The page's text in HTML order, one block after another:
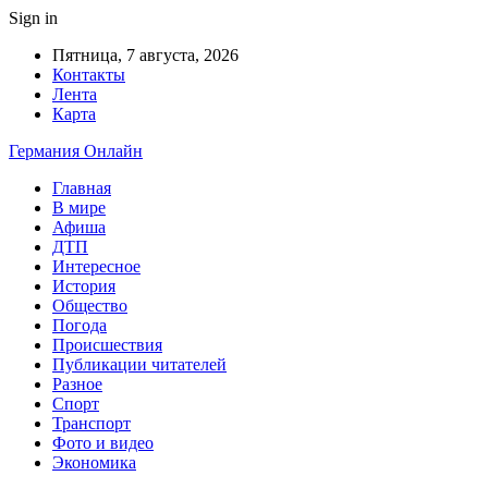
Sign in
Пятница, 7 августа, 2026
Контакты
Лента
Карта
Германия Онлайн
Главная
В мире
Афиша
ДТП
Интересное
История
Общество
Погода
Происшествия
Публикации читателей
Разное
Спорт
Транспорт
Фото и видео
Экономика